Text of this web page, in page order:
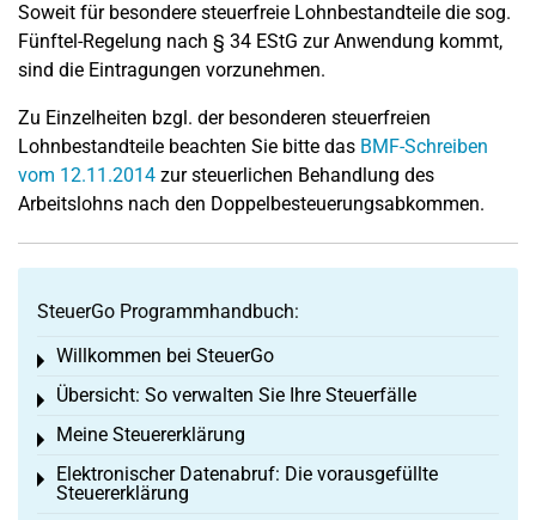
Soweit für besondere steuerfreie Lohnbestandteile die sog.
Fünftel-Regelung nach § 34 EStG zur Anwendung kommt,
sind die Eintragungen vorzunehmen.
Zu Einzelheiten bzgl. der besonderen steuerfreien
Lohnbestandteile beachten Sie bitte das BMF-Schreiben
vom 12.11.2014 zur steuerlichen Behandlung des
Arbeitslohns nach den Doppelbesteuerungsabkommen.
SteuerGo Programmhandbuch:
Willkommen bei SteuerGo
Toggle menu
Übersicht: So verwalten Sie Ihre Steuerfälle
Toggle menu
Meine Steuererklärung
Toggle menu
Elektronischer Datenabruf: Die vorausgefüllte
Steuererklärung
Toggle menu